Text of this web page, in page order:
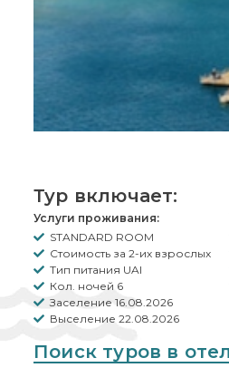
Тур включает:
Услуги проживания:
STANDARD ROOM
Стоимость за 2-их взрослых
Тип питания UAI
Кол. ночей 6
Заселение 16.08.2026
Выселение 22.08.2026
Поиск туров в